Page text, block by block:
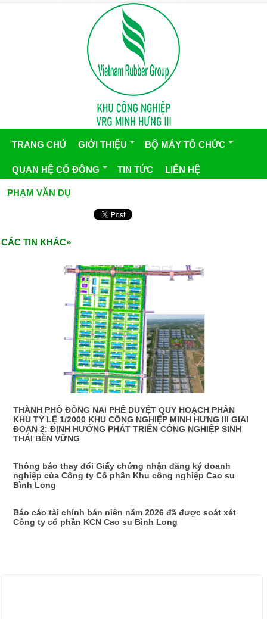
TRANG CHỦ GIỚI THIỆU BỘ MÁY TỔ CHỨC
QUAN HỆ CỔ ĐÔNG TIN TỨC LIÊN HỆ
PHẠM VĂN DỤ
CÁC TIN KHÁC»
THÀNH PHỐ ĐỒNG NAI PHÊ DUYỆT QUY HOẠCH PHÂN
KHU TỶ LỆ 1/2000 KHU CÔNG NGHIỆP MINH HƯNG III GIAI
ĐOẠN 2: ĐỊNH HƯỚNG PHÁT TRIỂN CÔNG NGHIỆP SINH
THÁI BỀN VỮNG
Thông báo thay đổi Giấy chứng nhận đăng ký doanh
nghiệp của Công ty Cổ phần Khu công nghiệp Cao su
Bình Long
Báo cáo tài chính bán niên năm 2026 đã được soát xét
Công ty cổ phần KCN Cao su Bình Long